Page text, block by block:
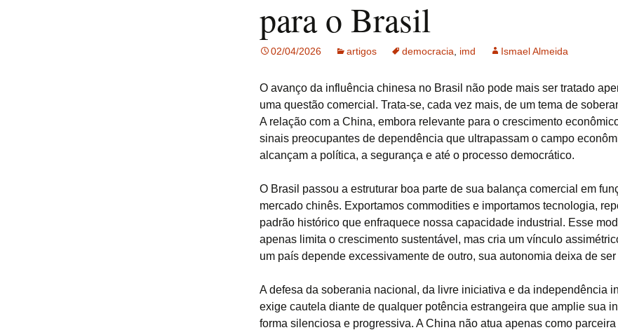
para o Brasil
02/04/2026 artigos democracia imd Ismael Almeida
O avanço da influência chinesa no Brasil não pode mais ser tratado
uma questão comercial. Trata-se, cada vez mais, de um tema de
A relação com a China, embora relevante para o crescimento
sinais preocupantes de dependência que ultrapassam o campo
alcançam a política, a segurança e até o processo democrático.
O Brasil passou a estruturar boa parte de sua balança comercial em
mercado chinês. Exportamos commodities e importamos tecnologia,
padrão histórico que enfraquece nossa capacidade industrial. Esse
apenas limita o crescimento sustentável, mas cria um vínculo
um país depende excessivamente de outro, sua autonomia deixa de ser
A defesa da soberania nacional, da livre iniciativa e da independência
exige cautela diante de qualquer potência estrangeira que amplie sua
forma silenciosa e progressiva. A China não atua apenas como